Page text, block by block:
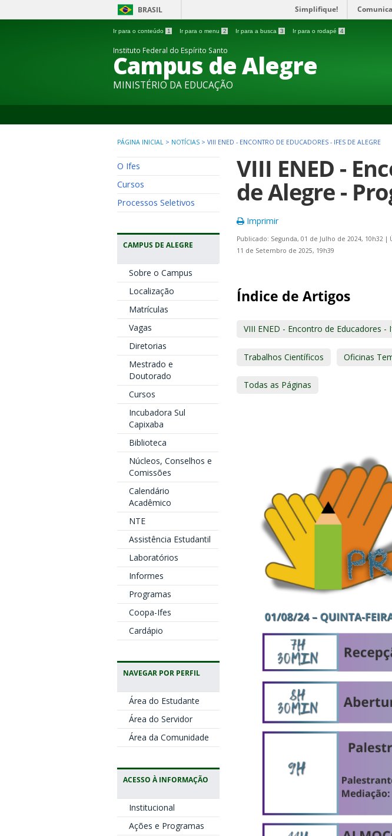
BRASIL Simplifique!
Ir para o conteúdo 1 Ir para o menu 2 Ir para a busca 3 Ir para o rodapé 4
Instituto Federal do Espírito Santo
Campus de Alegre
MINISTÉRIO DA EDUCAÇÃO
PÁGINA INICIAL > NOTÍCIAS > VIII ENED - ENCONTRO DE EDUCADORES - IFES DE ALEGRE
O Ifes
Cursos
Processos Seletivos
CAMPUS DE ALEGRE
Sobre o Campus
Localização
Matrículas
Vagas
Diretorias
Mestrado e
Doutorado
Cursos
Incubadora Sul
Capixaba
Biblioteca
Núcleos, Conselhos e
Comissões
Calendário
Acadêmico
NTE
Assistência Estudantil
Laboratórios
Informes
Programas
Coopa-Ifes
Cardápio
NAVEGAR POR PERFIL
Área do Estudante
Área do Servidor
Área da Comunidade
ACESSO À INFORMAÇÃO
Institucional
Ações e Programas
VIII ENED -
de Alegre -
Imprimir
Publicado: Segunda, 01 de Julho de 2024, 10h32 |
11 de Setembro de 2025, 19h39
Índice de Artigos
VIII ENED - Encontro de Educadores -
Trabalhos Científicos Oficinas
Todas as Páginas